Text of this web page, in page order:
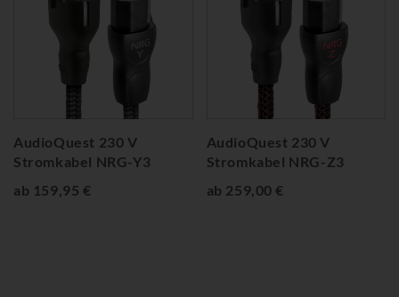
AudioQuest 230 V
Stromkabel NRG-Y3
ab 159,95 €
AudioQuest 230 V
Stromkabel NRG-Z3
ab 259,00 €